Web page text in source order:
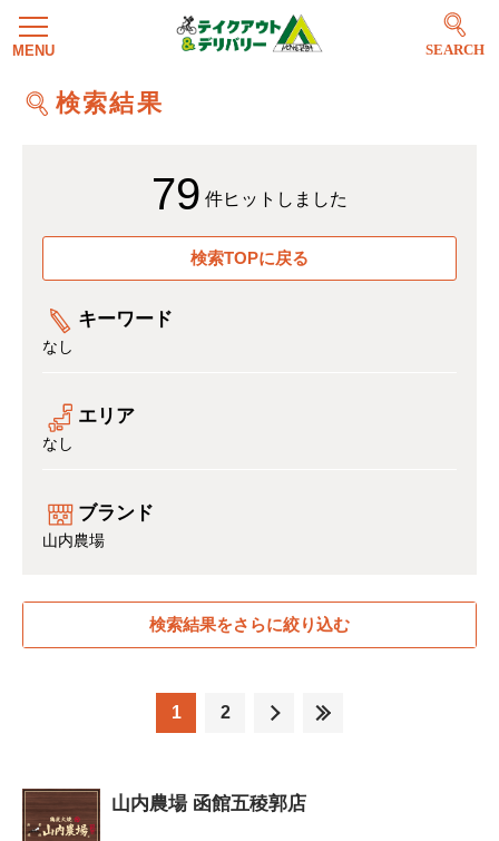
SEARCH
検索結果
79 件ヒットしました
検索TOPに戻る
キーワード
なし
エリア
なし
ブランド
山内農場
検索結果をさらに絞り込む
1 2
山内農場 函館五稜郭店